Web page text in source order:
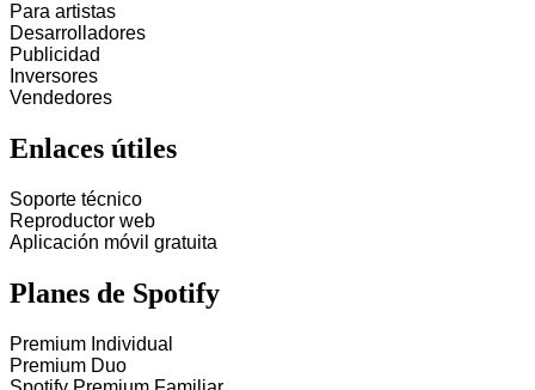
Para artistas
Desarrolladores
Publicidad
Inversores
Vendedores
Enlaces útiles
Soporte técnico
Reproductor web
Aplicación móvil gratuita
Planes de Spotify
Premium Individual
Premium Duo